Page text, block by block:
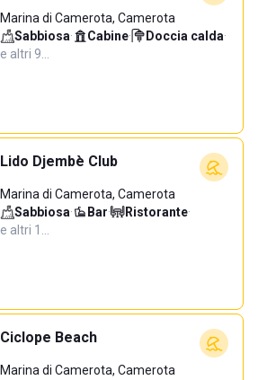
Marina di Camerota, Camerota
Sabbiosa· Cabine· Doccia calda·
e altri 9…
Lido Djembè Club
Marina di Camerota, Camerota
Sabbiosa· Bar· Ristorante·
e altri 1…
Ciclope Beach
Marina di Camerota, Camerota